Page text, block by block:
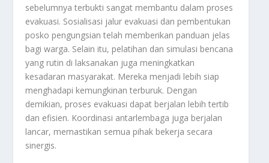
sebelumnya terbukti sangat membantu dalam proses
evakuasi. Sosialisasi jalur evakuasi dan pembentukan
posko pengungsian telah memberikan panduan jelas
bagi warga. Selain itu, pelatihan dan simulasi bencana
yang rutin di laksanakan juga meningkatkan
kesadaran masyarakat. Mereka menjadi lebih siap
menghadapi kemungkinan terburuk. Dengan
demikian, proses evakuasi dapat berjalan lebih tertib
dan efisien. Koordinasi antarlembaga juga berjalan
lancar, memastikan semua pihak bekerja secara
sinergis.